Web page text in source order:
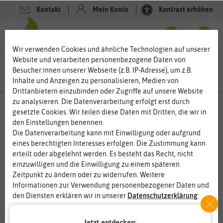
Kontakt Mein Konto Kontrast erhöhen
-50%
Wir verwenden Cookies und ähnliche Technologien auf unserer
Website und verarbeiten personenbezogene Daten von
Besucher:innen unserer Webseite (z.B. IP-Adresse), um z.B.
Inhalte und Anzeigen zu personalisieren, Medien von
Drittanbietern einzubinden oder Zugriffe auf unsere Website
zu analysieren. Die Datenverarbeitung erfolgt erst durch
gesetzte Cookies. Wir teilen diese Daten mit Dritten, die wir in
den Einstellungen benennen.
Die Datenverarbeitung kann mit Einwilligung oder aufgrund
eines berechtigten Interesses erfolgen. Die Zustimmung kann
erteilt oder abgelehnt werden. Es besteht das Recht, nicht
einzuwilligen und die Einwilligung zu einem späteren
Zeitpunkt zu ändern oder zu widerrufen. Weitere
Informationen zur Verwendung personenbezogener Daten und
den Diensten erklären wir in unserer Daten­schutz­erklärung
Statistik